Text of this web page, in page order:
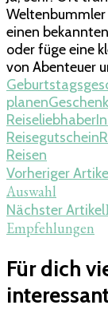
einen
oder füge eine
von Abenteuer
planen
Reiseliebhaber
Reisegutschein
Reisen
Vorheriger
Auswahl
Nächster Artikel
Empfehlungen
Für dich